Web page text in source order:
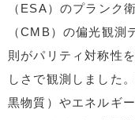
（ESA）のプランク
（CMB）の偏光観
則がパリティ対称性
しさで観測しました
黒物質）やエネルギ